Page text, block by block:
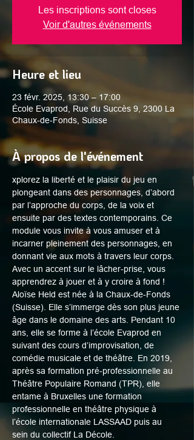
Les inscriptions sont closes
Voir d'autres événements
Heure et lieu
23 févr. 2025, 13:30 – 17:00
École Evaprod, Rue du Succès 9, 2300 La
Chaux-de-Fonds, Suisse
À propos de l'événement
xplorez la liberté et le plaisir du jeu en
plongeant dans des personnages, d’abord
par l’approche du corps, de la voix et
ensuite par des textes contemporains. Ce
module vous invite à vous amuser et à
incarner pleinement des personnages, en
donnant vie aux mots à travers leur corps.
Avec un accent sur le lâcher-prise, vous
apprendrez à jouer et à y croire à fond !
Aloïse Held est née à la Chaux-de-Fonds
(Suisse). Elle s’immerge dès son plus jeune
âge dans le domaine des arts. Pendant 10
ans, elle se forme à l’école Evaprod en
suivant des cours d’improvisation, de
comédie musicale et de théâtre. En 2019,
après sa formation pré-professionnelle au
Théâtre Populaire Romand (TPR), elle
entame à Bruxelles une formation
professionnelle en théâtre physique à
l’école internationale LASSAAD puis au
sein du collectif La Décole.